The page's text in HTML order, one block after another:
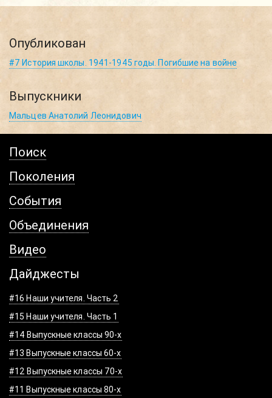
Опубликован
#7 История школы. 1941-1945 годы. Погибшие на войне
Выпускники
Мальцев Анатолий Леонидович
Поиск
Поколения
События
Объединения
Видео
Дайджесты
#16 Наши учителя. Часть 2
#15 Наши учителя. Часть 1
#14 Выпускные классы 90-х
#13 Выпускные классы 60-х
#12 Выпускные классы 70-х
#11 Выпускные классы 80-х